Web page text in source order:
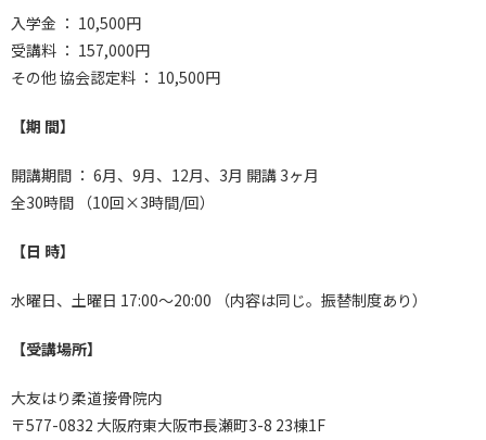
入学金 ： 10,500円
受講料 ： 157,000円
その他 協会認定料 ： 10,500円
【期 間】
開講期間 ： 6月、9月、12月、3月 開講 3ヶ月
全30時間 （10回×3時間/回）
【日 時】
水曜日、土曜日 17:00～20:00 （内容は同じ。振替制度あり）
【受講場所】
大友はり柔道接骨院内
〒577-0832 大阪府東大阪市長瀬町3-8 23棟1F